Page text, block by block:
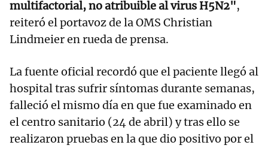
multifactorial, no atribuible al virus H5N2",
reiteró el portavoz de la OMS Christian
Lindmeier en rueda de prensa.
La fuente oficial recordó que el paciente llegó al
hospital tras sufrir síntomas durante semanas,
falleció el mismo día en que fue examinado en
el centro sanitario (24 de abril) y tras ello se
realizaron pruebas en la que dio positivo por el